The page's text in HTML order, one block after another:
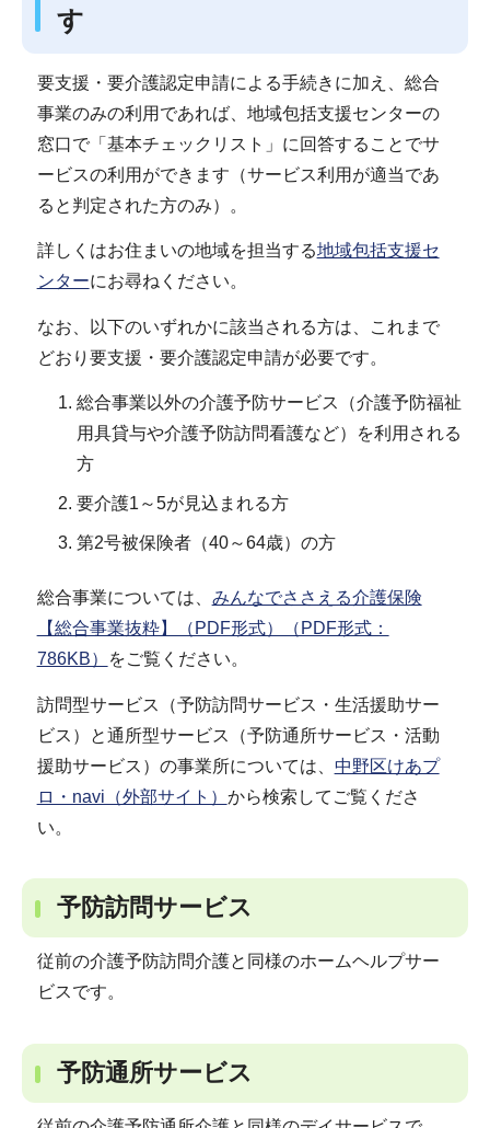
す
要支援・要介護認定申請による手続きに加え、総合
事業のみの利用であれば、地域包括支援センターの
窓口で「基本チェックリスト」に回答することでサ
ービスの利用ができます（サービス利用が適当であ
ると判定された方のみ）。
詳しくはお住まいの地域を担当する地域包括支援セ
ンターにお尋ねください。
なお、以下のいずれかに該当される方は、これまで
どおり要支援・要介護認定申請が必要です。
総合事業以外の介護予防サービス（介護予防福祉
用具貸与や介護予防訪問看護など）を利用される
方
要介護1～5が見込まれる方
第2号被保険者（40～64歳）の方
総合事業については、 みんなでささえる介護保険
【総合事業抜粋】（PDF形式）（PDF形式：
786KB）
をご覧ください。
訪問型サービス（予防訪問サービス・生活援助サー
ビス）と通所型サービス（予防通所サービス・活動
援助サービス）の事業所については、 中野区けあプ
ロ・navi（外部サイト） から検索してご覧くださ
い。
予防訪問サービス
従前の介護予防訪問介護と同様のホームヘルプサー
ビスです。
予防通所サービス